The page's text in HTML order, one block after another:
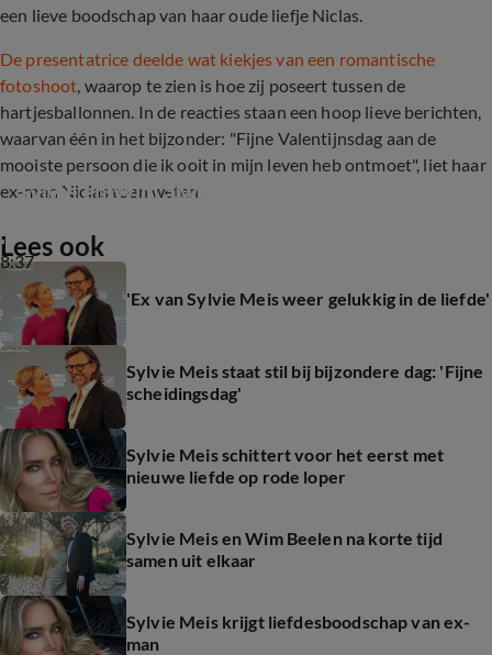
een lieve boodschap van haar oude liefje Niclas.
De presentatrice deelde wat kiekjes van een romantische
fotoshoot, waarop te zien is hoe zij poseert tussen de
hartjesballonnen. In de reacties staan een hoop lieve berichten,
waarvan één in het bijzonder: "Fijne Valentijnsdag aan de
mooiste persoon die ik ooit in mijn leven heb ontmoet", liet haar
ex-man Niclas toen weten.
8:37
Sylvie en Wim alweer uit elkaar
Lees ook
'Ex van Sylvie Meis weer gelukkig in de liefde'
Sylvie Meis staat stil bij bijzondere dag: 'Fijne
scheidingsdag'
Sylvie Meis schittert voor het eerst met
nieuwe liefde op rode loper
Sylvie Meis en Wim Beelen na korte tijd
samen uit elkaar
Sylvie Meis krijgt liefdesboodschap van ex-
man